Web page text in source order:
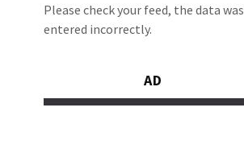
Please check your feed, the data was
entered incorrectly.
AD